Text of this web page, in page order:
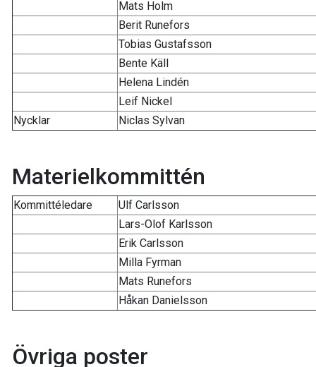
Mats Holm
Berit Runefors
Tobias Gustafsson
Bente Käll
Helena Lindén
Leif Nickel
Nycklar
Niclas Sylvan
Materielkommittén
Kommittéledare
Ulf Carlsson
Lars-Olof Karlsson
Erik Carlsson
Milla Fyrman
Mats Runefors
Håkan Danielsson
Övriga poster